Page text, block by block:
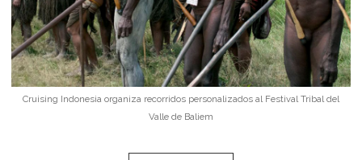
Cruising Indonesia organiza recorridos personalizados al Festival Tribal del
Valle de Baliem